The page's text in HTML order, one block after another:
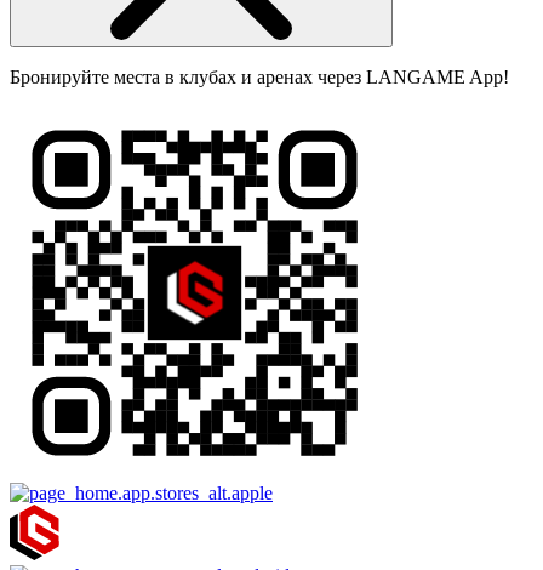
Бронируйте места в клубах и аренах через LANGAME App!